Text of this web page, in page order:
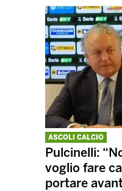
ASCOLI CALCIO
Pulcinelli:
voglio fare
portare